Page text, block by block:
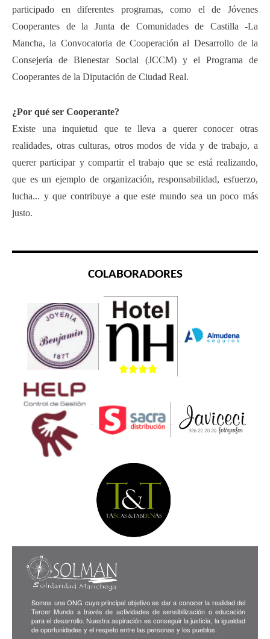
participado en diferentes programas, como el de Jóvenes
Cooperantes de la Junta de Comunidades de Castilla -La
Mancha, la Convocatoria de Cooperación al Desarrollo de la
Consejería de Bienestar Social (JCCM) y el Programa de
Cooperantes de la Diputación de Ciudad Real.
¿Por qué ser Cooperante?
Existe una inquietud que te lleva a querer conocer otras
realidades, otras culturas, otros modos de vida y de trabajo, a
querer participar y compartir el trabajo que se está realizando,
que es un ejemplo de organización, responsabilidad, esfuerzo,
lucha... y que contribuye a que este mundo sea un poco más
justo.
COLABORADORES
Somos una ONG cuyo principal objetivo es dar a conocer la realidad del
Tercer Mundo a través de actividades de sensibilización o educación
para el desarrollo. Nuestra aspiración es conseguir la justicia, la igualdad
de oportunidades y el respeto entre las personas y los pueblos.